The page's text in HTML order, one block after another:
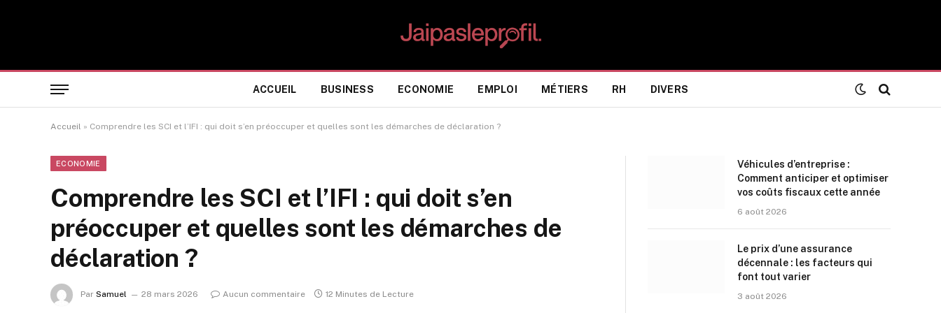
ACCUEIL BUSINESS ECONOMIE EMPLOI MÉTIERS RH DIVERS
Accueil » Comprendre les SCI et l’IFI : qui doit s’en préoccuper et quelles sont les démarches de déclaration ?
ECONOMIE
Comprendre les SCI et l’IFI : qui doit s’en
préoccuper et quelles sont les démarches de
déclaration ?
Par Samuel 28 mars 2026 Aucun commentaire 12 Minutes de Lecture
Véhicules d’entreprise :
Comment anticiper et optimiser
vos coûts fiscaux cette année
6 août 2026
Le prix d’une assurance
décennale : les facteurs qui
font tout varier
3 août 2026